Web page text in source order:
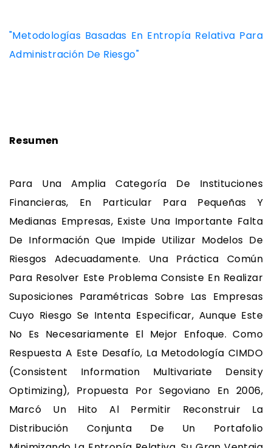
"Metodologías Basadas En Entropía Relativa Para
Administración De Riesgo"
Resumen
Para Una Amplia Categoría De Instituciones
Financieras, En Particular Para Pequeñas Y
Medianas Empresas, Existe Una Importante Falta
De Información Que Impide Utilizar Modelos De
Riesgos Adecuadamente. Una Práctica Común
Para Resolver Este Problema Consiste En Realizar
Suposiciones Paramétricas Sobre Las Empresas
Cuyo Riesgo Se Intenta Especificar, Aunque Este
No Es Necesariamente El Mejor Enfoque. Como
Respuesta A Este Desafío, La Metodología CIMDO
(Consistent Information Multivariate Density
Optimizing), Propuesta Por Segoviano En 2006,
Marcó Un Hito Al Permitir Reconstruir La
Distribución Conjunta De Un Portafolio